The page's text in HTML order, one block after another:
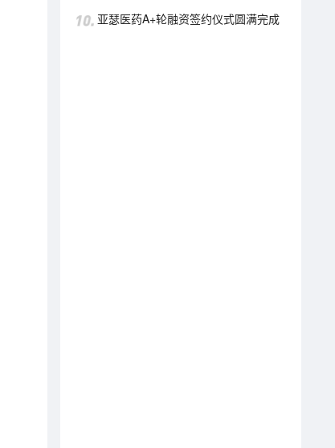
亚瑟医药A+轮融资签约仪式圆满完成